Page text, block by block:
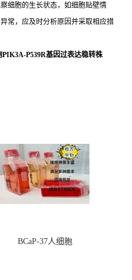
细胞的生长状态，如细胞贴壁情
常，应及时分析原因并采取相应措
PIK3A-P539R基因过表达稳转株
BCaP-37人细胞